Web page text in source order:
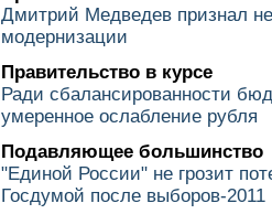
Дмитрий Медведев признал
модернизации
Правительство в курсе
Ради сбалансированности
умеренное ослабление рубля
Подавляющее большинство
"Единой России" не грозит
Госдумой после выборов-2011